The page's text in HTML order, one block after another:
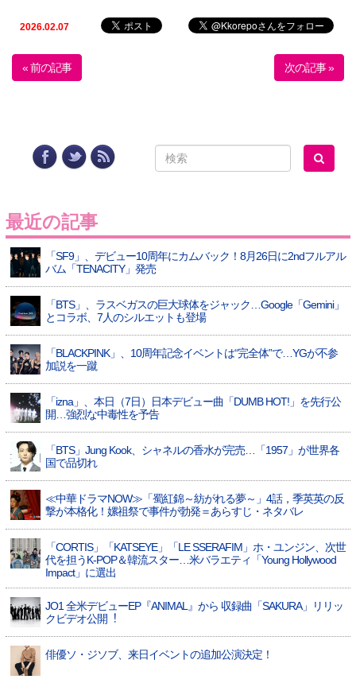
2026.02.07
« 前の記事 次の記事 »
最近の記事
「SF9」、デビュー10周年にカムバック！8月26日に2ndフルアル
バム「TENACITY」発売
「BTS」、ラスベガスの巨大球体をジャック…Google「Gemini」
とコラボ、7人のシルエットも登場
「BLACKPINK」、10周年記念イベントは“完全体”で…YGが不参
加説を一蹴
「izna」、本日（7日）日本デビュー曲「DUMB HOT!」を先行公
開…強烈な中毒性を予告
「BTS」Jung Kook、シャネルの香水が完売…「1957」が世界各
国で品切れ
≪中華ドラマNOW≫「蜀紅錦～紡がれる夢～」4話，季英英の反
撃が本格化！嫘祖祭で事件が勃発＝あらすじ・ネタバレ
「CORTIS」「KATSEYE」「LE SSERAFIM」ホ・ユンジン、次世
代を担うK-POP＆韓流スター…米バラエティ「Young Hollywood
Impact」に選出
JO1 全⽶デビューEP『ANIMAL』から 収録曲「SAKURA」リリッ
クビデオ公開︕
俳優ソ・ジソブ、来日イベントの追加公演決定！